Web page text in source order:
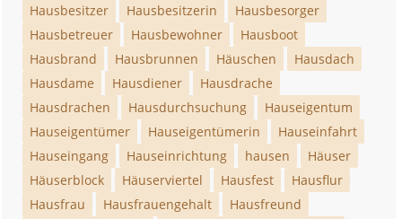
Hausbesitzer
Hausbesitzerin
Hausbesorger
Hausbetreuer
Hausbewohner
Hausboot
Hausbrand
Hausbrunnen Häuschen
Hausdach
Hausdame
Hausdiener
Hausdrache
Hausdrachen
Hausdurchsuchung
Hauseigentum
Hauseigentümer
Hauseigentümerin
Hauseinfahrt
Hauseingang
Hauseinrichtung hausen
Häuser
Häuserblock
Häuserviertel Hausfest
Hausflur
Hausfrau
Hausfrauengehalt
Hausfreund